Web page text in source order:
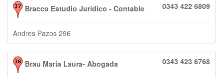
Bracco Estudio Jurídico - Contable 0343 422 6809
Andres Pazos 296
Brau Maria Laura- Abogada 0343 423 6768